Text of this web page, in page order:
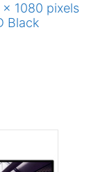
1080 pixels
Black